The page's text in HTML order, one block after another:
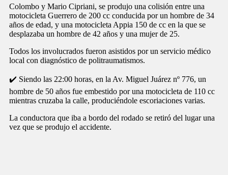
Colombo y Mario Cipriani, se produjo una colisión entre una
motocicleta Guerrero de 200 cc conducida por un hombre de 34
años de edad, y una motocicleta Appia 150 de cc en la que se
desplazaba un hombre de 42 años y una mujer de 25.
Todos los involucrados fueron asistidos por un servicio médico
local con diagnóstico de politraumatismos.
✔️ Siendo las 22:00 horas, en la Av. Miguel Juárez nº 776, un
hombre de 50 años fue embestido por una motocicleta de 110 cc
mientras cruzaba la calle, produciéndole escoriaciones varias.
La conductora que iba a bordo del rodado se retiró del lugar una
vez que se produjo el accidente.